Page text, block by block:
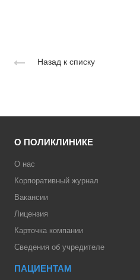
Назад к списку
О ПОЛИКЛИНИКЕ
О нас
Корпоративный журнал
Вакансии
Лицензия
Карточка компании
Сведения об учредителе
ПАЦИЕНТАМ